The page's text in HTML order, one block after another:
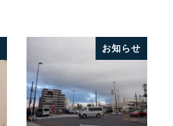
お知らせ